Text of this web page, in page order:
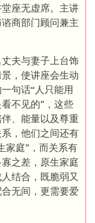
座无虚席。主讲
商部门顾问兼主
夫与妻子上台饰
，使讲座会生动
句话“人只能用
不见的”，这些
、能量以及尊重
，他们之间还有
家庭”，而关系有
之差，原生家庭
结合，既脆弱又
无间，更需要爱